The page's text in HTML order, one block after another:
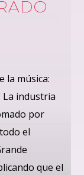
la música:
La industria
por
el
que el